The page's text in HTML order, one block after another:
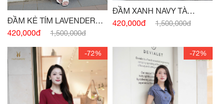
ĐẦM KẺ TÍM LAVENDER
ĐÍNH CÚC
420,000đ 1,500,000đ
ĐẦM XANH NAVY TÀ
NGỰC ĐÍNH CHARM
420,000đ 1,500,000đ
-72% -72%